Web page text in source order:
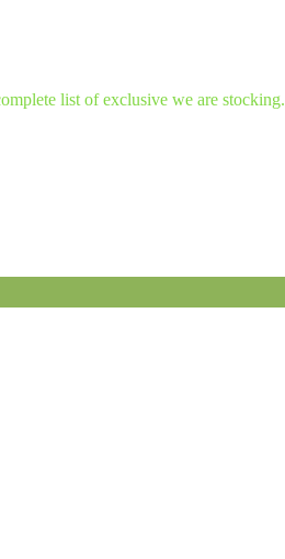
list of exclusive we are stocking.